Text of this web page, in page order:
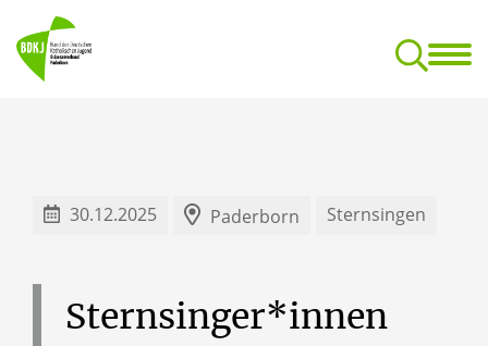
30.12.2025 Paderborn Sternsingen
Sternsinger*innen